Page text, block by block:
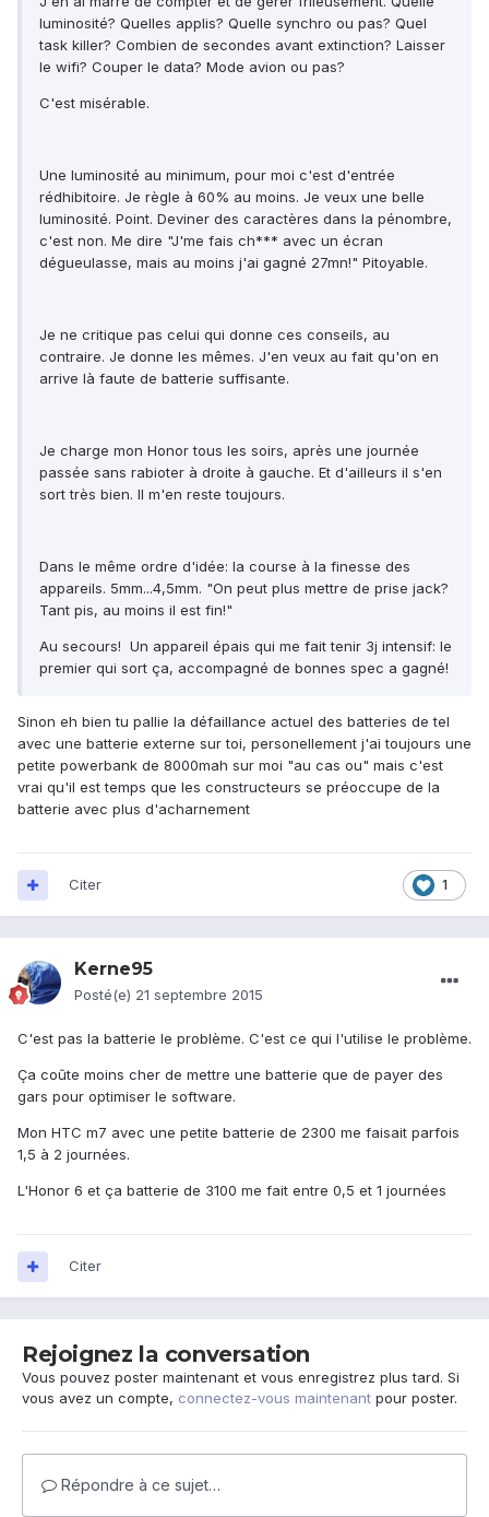
luminosité? Quelles applis? Quelle synchro ou pas? Quel
task killer? Combien de secondes avant extinction? Laisser
le wifi? Couper le data? Mode avion ou pas?
C'est misérable.
Une luminosité au minimum, pour moi c'est d'entrée
rédhibitoire. Je règle à 60% au moins. Je veux une belle
luminosité. Point. Deviner des caractères dans la pénombre,
c'est non. Me dire "J'me fais ch*** avec un écran
dégueulasse, mais au moins j'ai gagné 27mn!" Pitoyable.
Je ne critique pas celui qui donne ces conseils, au
contraire. Je donne les mêmes. J'en veux au fait qu'on en
arrive là faute de batterie suffisante.
Je charge mon Honor tous les soirs, après une journée
passée sans rabioter à droite à gauche. Et d'ailleurs il s'en
sort très bien. Il m'en reste toujours.
Dans le même ordre d'idée: la course à la finesse des
appareils. 5mm...4,5mm. "On peut plus mettre de prise jack?
Tant pis, au moins il est fin!"
Au secours! Un appareil épais qui me fait tenir 3j intensif: le
premier qui sort ça, accompagné de bonnes spec a gagné!
Sinon eh bien tu pallie la défaillance actuel des batteries de tel
avec une batterie externe sur toi, personellement j'ai toujours une
petite powerbank de 8000mah sur moi "au cas ou" mais c'est
vrai qu'il est temps que les constructeurs se préoccupe de la
batterie avec plus d'acharnement
1
Citer
Kerne95
Posté(e) 21 septembre 2015
C'est pas la batterie le problème. C'est ce qui l'utilise le problème.
Ça coûte moins cher de mettre une batterie que de payer des
gars pour optimiser le software.
Mon HTC m7 avec une petite batterie de 2300 me faisait parfois
1,5 à 2 journées.
L'Honor 6 et ça batterie de 3100 me fait entre 0,5 et 1 journées
Citer
Rejoignez la conversation
Vous pouvez poster maintenant et vous enregistrez plus tard. Si
vous avez un compte, connectez-vous maintenant pour poster.
Répondre à ce sujet…